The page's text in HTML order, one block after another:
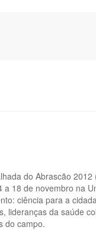
do Abrascão
18 de novembro na
ciência para a
lideranças da saúde
do campo.